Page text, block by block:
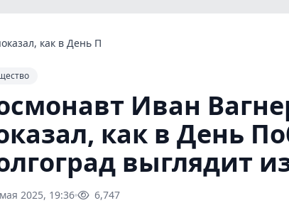
как в День Победы Волгоград выглядит из космоса
Иван
как в День
выглядит
2025, 19:36 6,747